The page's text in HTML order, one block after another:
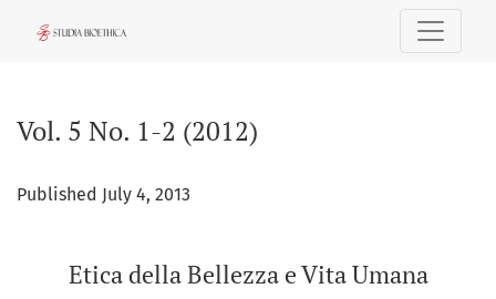
Vol. 5 No. 1-2 (2012): Etica della Bellezza e Vita Umana
Vol. 5 No. 1-2 (2012)
Published July 4, 2013
Etica della Bellezza e Vita Umana